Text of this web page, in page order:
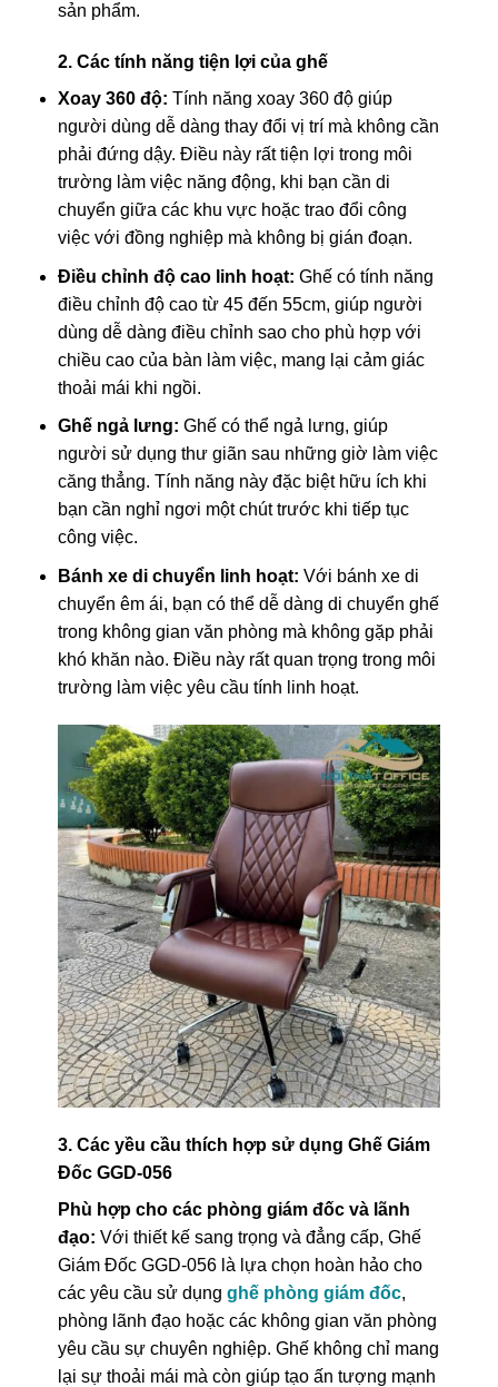
sản phẩm.
2. Các tính năng tiện lợi của ghế
Xoay 360 độ: Tính năng xoay 360 độ giúp
người dùng dễ dàng thay đổi vị trí mà không cần
phải đứng dậy. Điều này rất tiện lợi trong môi
trường làm việc năng động, khi bạn cần di
chuyển giữa các khu vực hoặc trao đổi công
việc với đồng nghiệp mà không bị gián đoạn.
Điều chỉnh độ cao linh hoạt: Ghế có tính năng
điều chỉnh độ cao từ 45 đến 55cm, giúp người
dùng dễ dàng điều chỉnh sao cho phù hợp với
chiều cao của bàn làm việc, mang lại cảm giác
thoải mái khi ngồi.
Ghế ngả lưng: Ghế có thể ngả lưng, giúp
người sử dụng thư giãn sau những giờ làm việc
căng thẳng. Tính năng này đặc biệt hữu ích khi
bạn cần nghỉ ngơi một chút trước khi tiếp tục
công việc.
Bánh xe di chuyển linh hoạt: Với bánh xe di
chuyển êm ái, bạn có thể dễ dàng di chuyển ghế
trong không gian văn phòng mà không gặp phải
khó khăn nào. Điều này rất quan trọng trong môi
trường làm việc yêu cầu tính linh hoạt.
3. Các yều cầu thích hợp sử dụng Ghế Giám
Đốc GGD-056
Phù hợp cho các phòng giám đốc và lãnh
đạo: Với thiết kế sang trọng và đẳng cấp, Ghế
Giám Đốc GGD-056 là lựa chọn hoàn hảo cho
các yêu cầu sử dụng ghế phòng giám đốc,
phòng lãnh đạo hoặc các không gian văn phòng
yêu cầu sự chuyên nghiệp. Ghế không chỉ mang
lại sự thoải mái mà còn giúp tạo ấn tượng mạnh